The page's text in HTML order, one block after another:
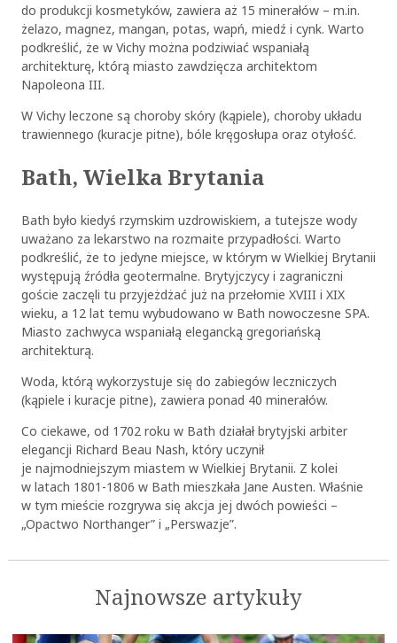
do produkcji kosmetyków, zawiera aż 15 minerałów – m.in.
żelazo, magnez, mangan, potas, wapń, miedź i cynk. Warto
podkreślić, że w Vichy można podziwiać wspaniałą
architekturę, którą miasto zawdzięcza architektom
Napoleona III.
W Vichy leczone są choroby skóry (kąpiele), choroby układu
trawiennego (kuracje pitne), bóle kręgosłupa oraz otyłość.
Bath, Wielka Brytania
Bath było kiedyś rzymskim uzdrowiskiem, a tutejsze wody
uważano za lekarstwo na rozmaite przypadłości. Warto
podkreślić, że to jedyne miejsce, w którym w Wielkiej Brytanii
występują źródła geotermalne. Brytyjczycy i zagraniczni
goście zaczęli tu przyjeżdżać już na przełomie XVIII i XIX
wieku, a 12 lat temu wybudowano w Bath nowoczesne SPA.
Miasto zachwyca wspaniałą elegancką gregoriańską
architekturą.
Woda, którą wykorzystuje się do zabiegów leczniczych
(kąpiele i kuracje pitne), zawiera ponad 40 minerałów.
Co ciekawe, od 1702 roku w Bath działał brytyjski arbiter
elegancji Richard Beau Nash, który uczynił
je najmodniejszym miastem w Wielkiej Brytanii. Z kolei
w latach 1801-1806 w Bath mieszkała Jane Austen. Właśnie
w tym mieście rozgrywa się akcja jej dwóch powieści –
„Opactwo Northanger” i „Perswazje”.
Najnowsze artykuły